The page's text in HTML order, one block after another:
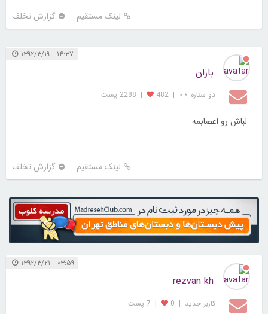
لینک مستقیم گزارش تخلف
۱۴:۳۷ ۱۳۹۲/۳/۱۹
باران
دو ستاره ⋆⋆ |
482
| 2288 پست
لباش رو اعصابمه
لینک مستقیم گزارش تخلف
۰۳:۵۹ ۱۳۹۲/۳/۲۱
rezvan kh
کاربر جديد |
0
| 7 پست